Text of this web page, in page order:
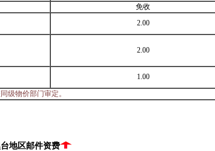
免收
2.00
2.00
1.00
级物价部门审定。
地区邮件资费